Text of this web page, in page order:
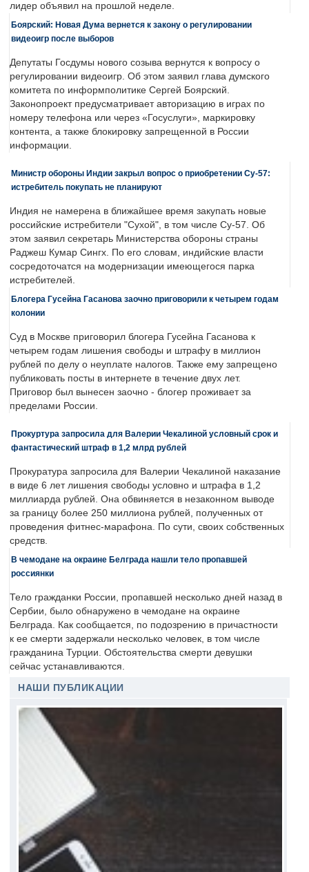
лидер объявил на прошлой неделе.
Боярский: Новая Дума вернется к закону о регулировании
видеоигр после выборов
Депутаты Госдумы нового созыва вернутся к вопросу о
регулировании видеоигр. Об этом заявил глава думского
комитета по информполитике Сергей Боярский.
Законопроект предусматривает авторизацию в играх по
номеру телефона или через «Госуслуги», маркировку
контента, а также блокировку запрещенной в России
информации.
Министр обороны Индии закрыл вопрос о приобретении Су-57:
истребитель покупать не планируют
Индия не намерена в ближайшее время закупать новые
российские истребители "Сухой", в том числе Су-57. Об
этом заявил секретарь Министерства обороны страны
Раджеш Кумар Сингх. По его словам, индийские власти
сосредоточатся на модернизации имеющегося парка
истребителей.
Блогера Гусейна Гасанова заочно приговорили к четырем годам
колонии
Суд в Москве приговорил блогера Гусейна Гасанова к
четырем годам лишения свободы и штрафу в миллион
рублей по делу о неуплате налогов. Также ему запрещено
публиковать посты в интернете в течение двух лет.
Приговор был вынесен заочно - блогер проживает за
пределами России.
Прокуртура запросила для Валерии Чекалиной условный срок и
фантастический штраф в 1,2 млрд рублей
Прокуратура запросила для Валерии Чекалиной наказание
в виде 6 лет лишения свободы условно и штрафа в 1,2
миллиарда рублей. Она обвиняется в незаконном выводе
за границу более 250 миллиона рублей, полученных от
проведения фитнес-марафона. По сути, своих собственных
средств.
В чемодане на окраине Белграда нашли тело пропавшей
россиянки
Тело гражданки России, пропавшей несколько дней назад в
Сербии, было обнаружено в чемодане на окраине
Белграда. Как сообщается, по подозрению в причастности
к ее смерти задержали несколько человек, в том числе
гражданина Турции. Обстоятельства смерти девушки
сейчас устанавливаются.
НАШИ ПУБЛИКАЦИИ